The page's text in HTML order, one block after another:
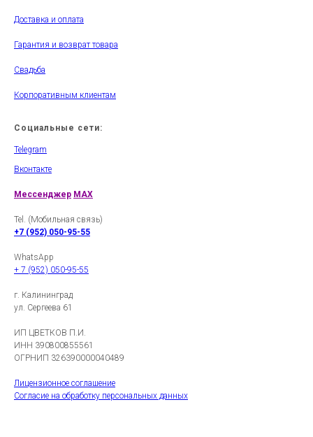
Доставка и оплата
Гарантия и возврат товара
Свадьба
Корпоративным клиентам
Социальные сети:
Telegram
Вконтакте
Мессенджер MAX
Tel. (Мобильная связь)
+7 (952) 050-95-55
WhatsApp
+ 7 (952) 050-95-55
г. Калининград
ул. Сергеева 61
ИП ЦВЕТКОВ П.И.
ИНН 390800855561
ОГРНИП 326390000040489
Лицензионное соглашение
Согласие на обработку персональных данных